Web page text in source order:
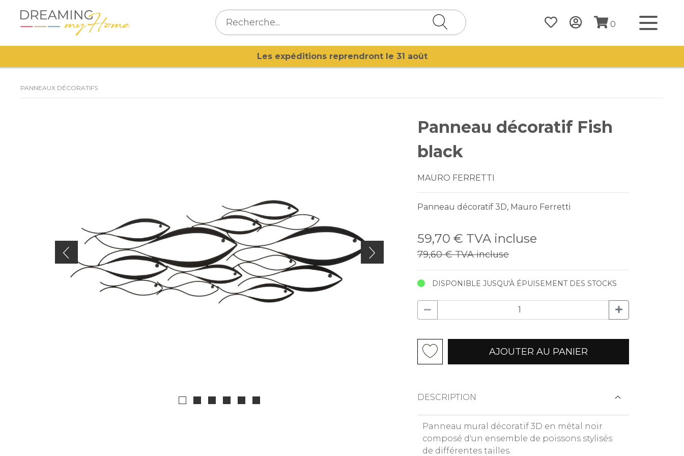
0
Les expéditions reprendront le 31 août
PANNEAUX DÉCORATIFS
Panneau décoratif Fish
black
MAURO FERRETTI
Panneau décoratif 3D, Mauro Ferretti
59,70 € TVA incluse
79,60 €TVA incluse
DISPONIBLE JUSQU'À ÉPUISEMENT DES STOCKS
AJOUTER AU PANIER
DESCRIPTION
Panneau mural décoratif 3D en métal noir
composé d'un ensemble de poissons stylisés
de différentes tailles.